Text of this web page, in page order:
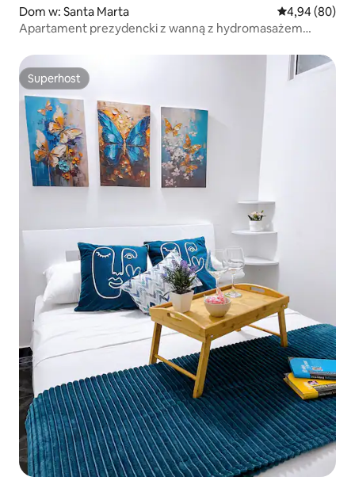
Dom w: Santa Marta Średnia
4,94 (80)
Apartament prezydencki z wanną z hydromasażem
Superhost
Superhost